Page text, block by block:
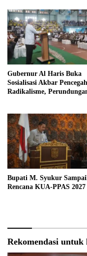
Gubernur Al Haris Buka
Sosialisasi Akbar
Radikalisme,
Bupati M. Syukur
Rencana KUA-PPAS 2027
Rekomendasi untuk